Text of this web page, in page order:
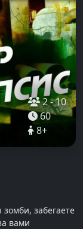
2-10
60
8+
забегаете
вами